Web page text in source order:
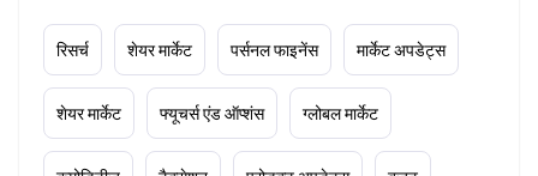
रिसर्च शेयर मार्केट पर्सनल फाइनेंस मार्केट अपडेट्स
शेयर मार्केट फ्यूचर्स एंड ऑप्शंस ग्लोबल मार्केट